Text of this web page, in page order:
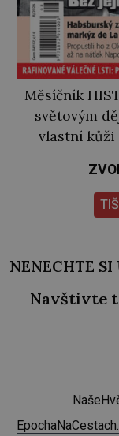
Měsíčník
světovým
vlastní kůži
NENECHTE SI
Navštivte